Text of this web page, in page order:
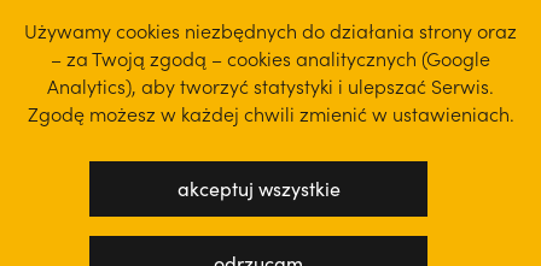
regulamin serwisu
Używamy cookies niezbędnych do działania strony oraz
– za Twoją zgodą – cookies analitycznych (Google
Analytics), abytworzyć statystyki i ulepszać Serwis.
Zgodę możesz w każdej chwili zmienić w ustawieniach.
akceptuj wszystkie